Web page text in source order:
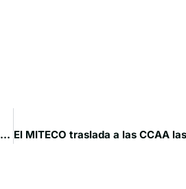
Castilla-La Mancha marca el paso en la lucha contra la despoblación con una Ley “pionera y transversal” que introduce la política fiscal